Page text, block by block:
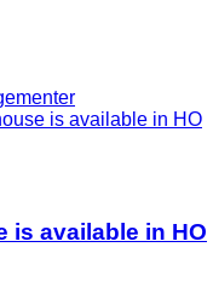
is available in HO
is available in HO